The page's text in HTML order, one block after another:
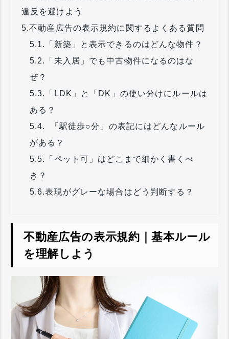
違反を避けよう
5.不動産広告の表示規約に関するよくある質問
5.1.
「新築」と表示できるのはどんな物件？
5.2.
「未入居」でも中古物件になるのはな
ぜ？
5.3.
「LDK」と「DK」の使い分けにルールは
ある？
5.4.
「駅徒歩○分」の表記にはどんなルール
がある？
5.5.
「ペット可」はどこまで細かく書くべ
き？
5.6.表現がグレーな場合はどう判断する？
不動産広告の表示規約｜基本ルール
を理解しよう